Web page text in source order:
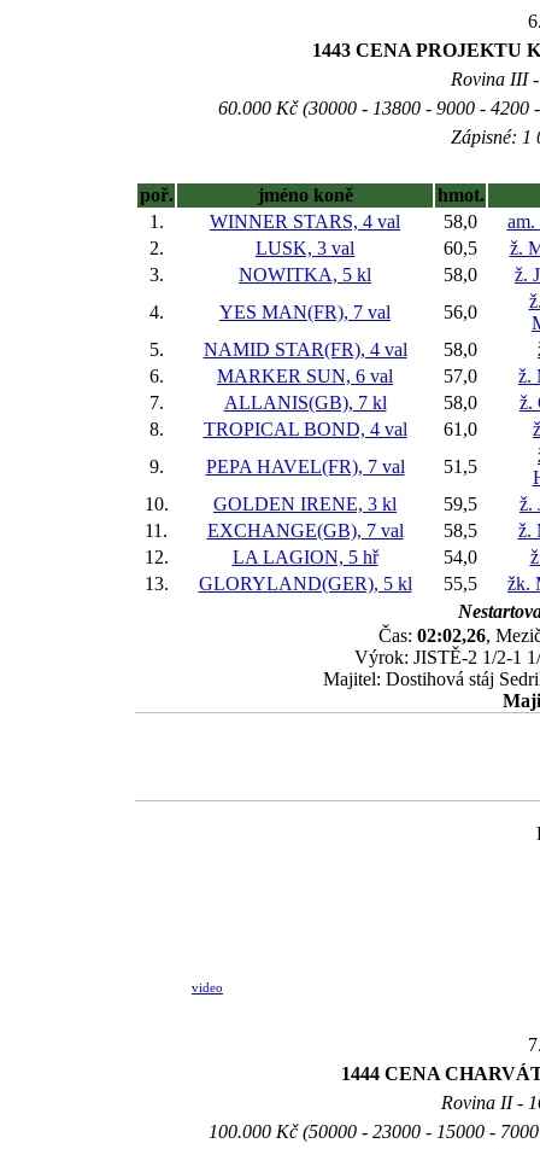
1443 CENA PROJEKTU
Rovina III
60.000 Kč (30000 - 13800 - 9000 - 4200
Zápisné: 1
poř. jméno koně
hmot.
1.
WINNER STARS, 4 val 58,0
am.
2.
LUSK, 3 val 60,5
ž.
3.
NOWITKA, 5 kl 58,0
ž.
4.
YES MAN(FR), 7 val 56,0
5.
NAMID STAR(FR), 4 val 58,0
6.
MARKER SUN, 6 val 57,0
ž.
7.
ALLANIS(GB), 7 kl 58,0
ž.
8.
TROPICAL BOND, 4 val 61,0
9.
PEPA HAVEL(FR), 7 val 51,5
10.
GOLDEN IRENE, 3 kl 59,5
ž.
11.
EXCHANGE(GB), 7 val 58,5
ž.
12.
LA LAGION, 5 hř 54,0
13.
GLORYLAND(GER), 5 kl 55,5
žk.
Čas: 02:02,26,
Výrok: JISTĚ-2 1/2-1
Majitel: Dostihová stáj
video
1444 CENA
Rovina II -
100.000 Kč (50000 - 23000 - 15000 -